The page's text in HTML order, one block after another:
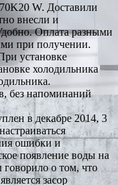
W. Доставили
внесли и
Оплата разными
при получении.
установке
холодильника
без напоминаний
в декабре 2014, 3
ошибки и
появление воды на
о том, что
засор